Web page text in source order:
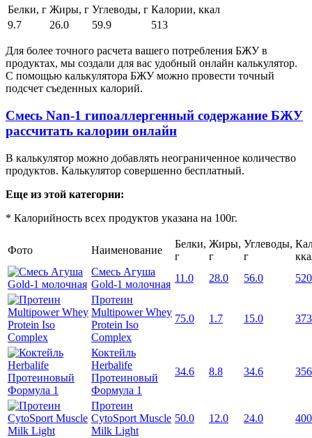
Белки, г Жиры, г Углеводы, г Калории, ккал
9.7
26.0 59.9 513
Для более точного расчета вашего потребления БЖУ в
продуктах, мы создали для вас удобный онлайн калькулятор.
С помощью калькулятора БЖУ можно провести точный
подсчет съеденных калорий.
Смесь Nan-1 гипоаллергенный содержание БЖУ
рассчитать калории онлайн
В калькулятор можно добавлять неограниченное количество
продуктов. Калькулятор совершенно бесплатный.
Еще из этой категории:
* Калорийность всех продуктов указана на 100г.
Фото Наименование
Белки,
г
Жиры,
г
Углеводы,
г
Смесь Агуша
Gold-1 молочная
11.0 28.0 56.0
520
Протеин
Multipower Whey
Protein Iso
Complex
75.0 1.7 15.0 373
Коктейль
Herbalife
Протеиновый
Формула 1
34.6 8.8 34.6 356
Протеин
CytoSport Muscle
Milk Light
50.0 12.0 24.0 400